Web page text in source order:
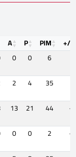
A P PIM
+/-
0 0 6
2 4 35
13 21 44
-2
0 0 2
-2